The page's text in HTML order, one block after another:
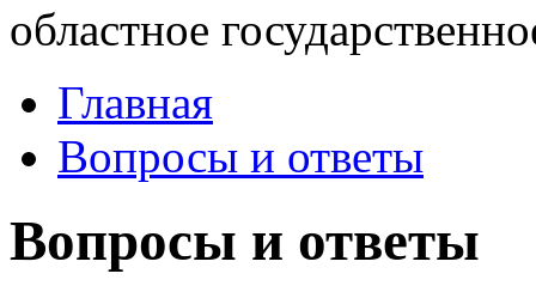
областное
Главная
Вопросы и ответы
Вопросы и ответы